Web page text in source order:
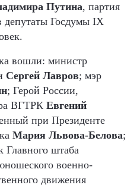
Путина, партия
депутаты Госдумы IX
вошли: министр
Сергей Лавров; мэр
; Герой России,
ВГТРК Евгений
при Президенте
Мария Львова-Белова;
Главного штаба
военно-
движения